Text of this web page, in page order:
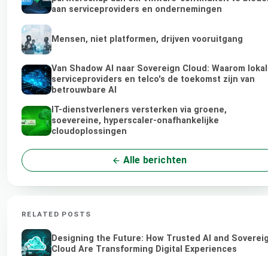
aan serviceproviders en ondernemingen
Mensen, niet platformen, drijven vooruitgang
Van Shadow AI naar Sovereign Cloud: Waarom
serviceproviders en telco's de toekomst zijn van
betrouwbare AI
IT-dienstverleners versterken via groene,
soevereine, hyperscaler-onafhankelijke
cloudoplossingen
Alle berichten
RELATED POSTS
Designing the Future: How Trusted AI and
Cloud Are Transforming Digital Experiences